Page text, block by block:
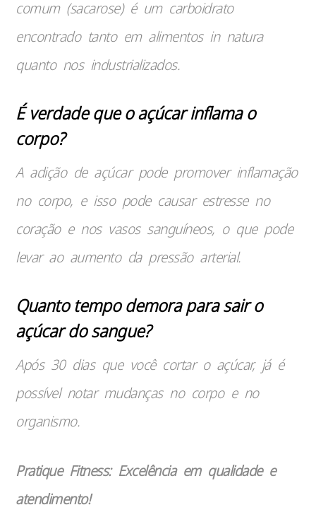
comum (sacarose) é um carboidrato
encontrado tanto em alimentos in natura
quanto nos industrializados.
É verdade que o açúcar inflama o
corpo?
A adição de açúcar pode promover inflamação
no corpo, e isso pode causar estresse no
coração e nos vasos sanguíneos, o que pode
levar ao aumento da pressão arterial.
Quanto tempo demora para sair o
açúcar do sangue?
Após 30 dias que você cortar o açúcar, já é
possível notar mudanças no corpo e no
organismo.
Pratique Fitness: Excelência em qualidade e
atendimento!